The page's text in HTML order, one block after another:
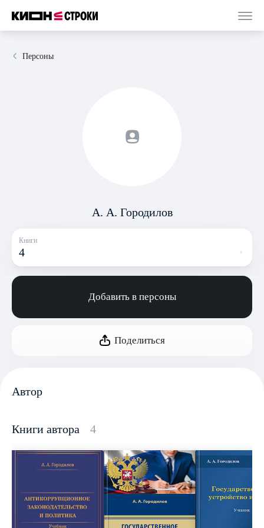
Персоны
А. А. Городилов
Книги
4
Добавить в персоны
Поделиться
Автор
Книги автора 4